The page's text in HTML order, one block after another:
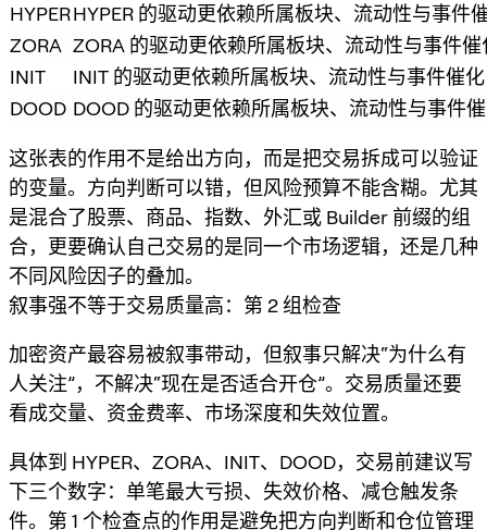
HYPERHYPER 的驱动更依赖所属板块、流动性与事件
ZORA ZORA 的驱动更依赖所属板块、流动性与事件
INIT
INIT 的驱动更依赖所属板块、流动性与事件催
DOOD DOOD 的驱动更依赖所属板块、流动性与事件
这张表的作用不是给出方向，而是把交易拆成可以验证
的变量。方向判断可以错，但风险预算不能含糊。尤其
是混合了股票、商品、指数、外汇或 Builder 前缀的组
合，更要确认自己交易的是同一个市场逻辑，还是几种
不同风险因子的叠加。
叙事强不等于交易质量高：第 2 组检查
加密资产最容易被叙事带动，但叙事只解决“为什么有
人关注”，不解决“现在是否适合开仓”。交易质量还要
看成交量、资金费率、市场深度和失效位置。
具体到 HYPER、ZORA、INIT、DOOD，交易前建议写
下三个数字：单笔最大亏损、失效价格、减仓触发条
件。第 1 个检查点的作用是避免把方向判断和仓位管理